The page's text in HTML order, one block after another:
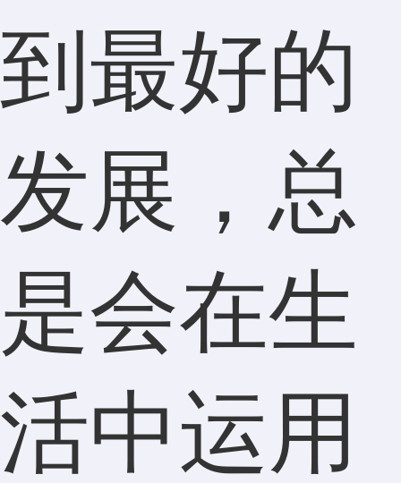
到最好的
发展，总
是会在生
活中运用